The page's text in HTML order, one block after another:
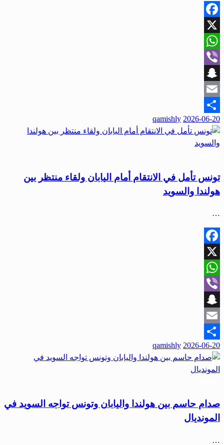
Facebook
X
WhatsApp
Viber
Snapchat
Email
Share
2026-06-20
qamishly
تونس تأمل في الانتقام أمام اليابان ولقاء منتظر بين
هولندا والسويد
…
Facebook
X
WhatsApp
Viber
Snapchat
Email
Share
2026-06-20
qamishly
صدام حاسم بين هولندا واليابان وتونس تواجه السويد في
المونديال
…